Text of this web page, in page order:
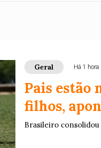
Geral Há 1 hora
Pais estão
filhos,
Brasileiro